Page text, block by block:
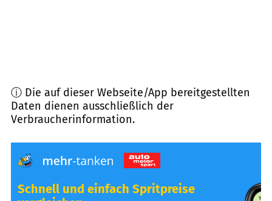
ⓘ Die auf dieser Webseite/App bereitgestellten
Daten dienen ausschließlich der
Verbraucherinformation.
Schnell und einfach Spritpreise